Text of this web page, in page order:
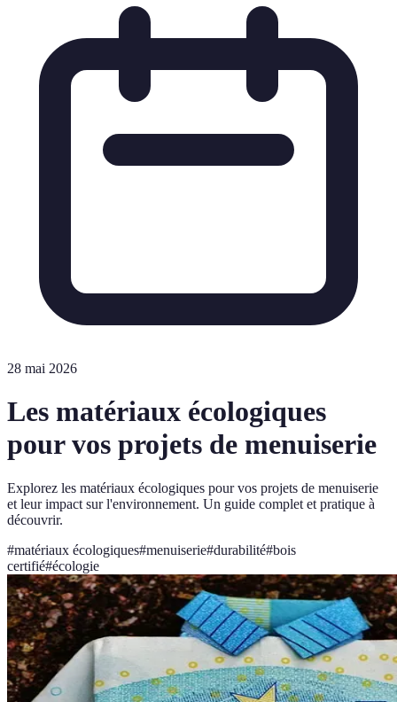
28 mai 2026
Les matériaux écologiques
pour vos projets de menuiserie
Explorez les matériaux écologiques pour vos projets de menuiserie
et leur impact sur l'environnement. Un guide complet et pratique à
découvrir.
#matériaux écologiques#menuiserie#durabilité#bois
certifié#écologie